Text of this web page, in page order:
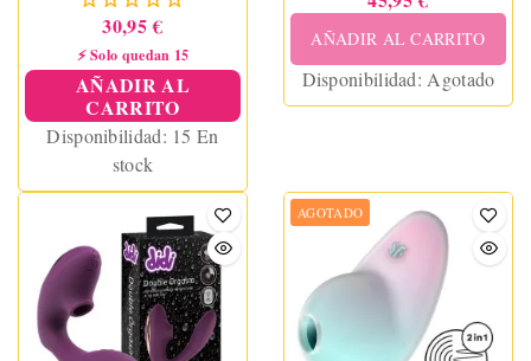
30,95 €
⚡ Solo quedan 15
AÑADIR AL
CARRITO
Disponibilidad: 15 En
stock
AÑADIR AL CARRITO
Disponibilidad: Agotado
AGOTADO